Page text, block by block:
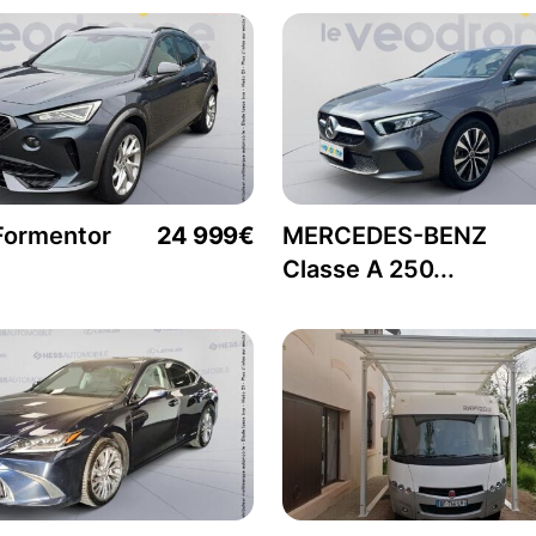
24 999€
MERCEDES-BENZ
Classe A 250...